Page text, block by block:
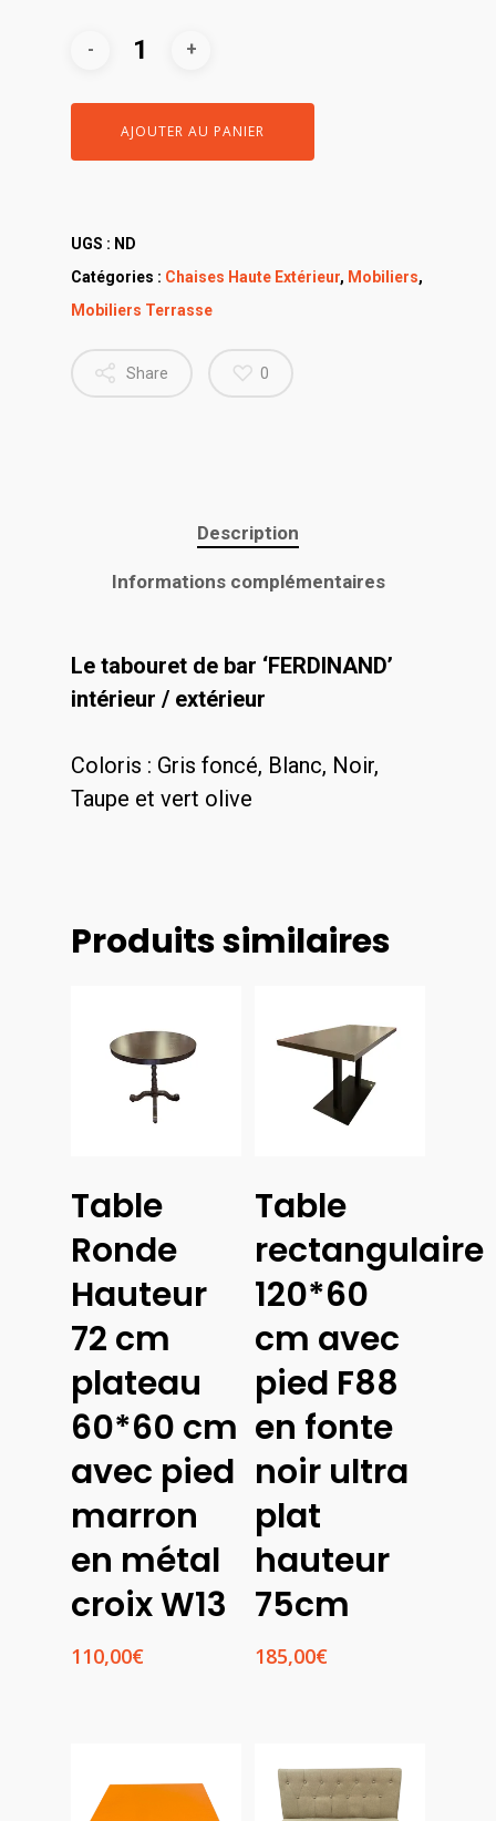
AJOUTER AU PANIER
UGS : ND
Catégories : Chaises Haute Extérieur, Mobiliers,
Mobiliers Terrasse
Share 0
Description
Informations complémentaires
Le tabouret de bar ‘FERDINAND’
intérieur / extérieur
Coloris : Gris foncé, Blanc, Noir,
Taupe et vert olive
Produits similaires
Table
Ronde
Hauteur
72 cm
plateau
60*60 cm
avec pied
marron
en métal
croix W13
110,00€
Table
rectangulaire
120*60
cm avec
pied F88
en fonte
noir ultra
plat
hauteur
75cm
185,00€